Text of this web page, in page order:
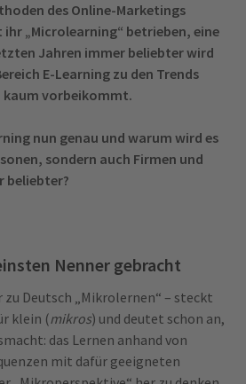
des Online-Marketings
„Microlearning“ betrieben, eine
Jahren immer beliebter wird
E-Learning zu den Trends
kaum vorbeikommt.
nun genau und warum wird es
sondern auch Firmen und
beliebter?
Nenner gebracht
Deutsch „Mikrolernen“ – steckt
klein (mikros) und deutet schon an,
das Lernen anhand von
mit dafür geeigneten